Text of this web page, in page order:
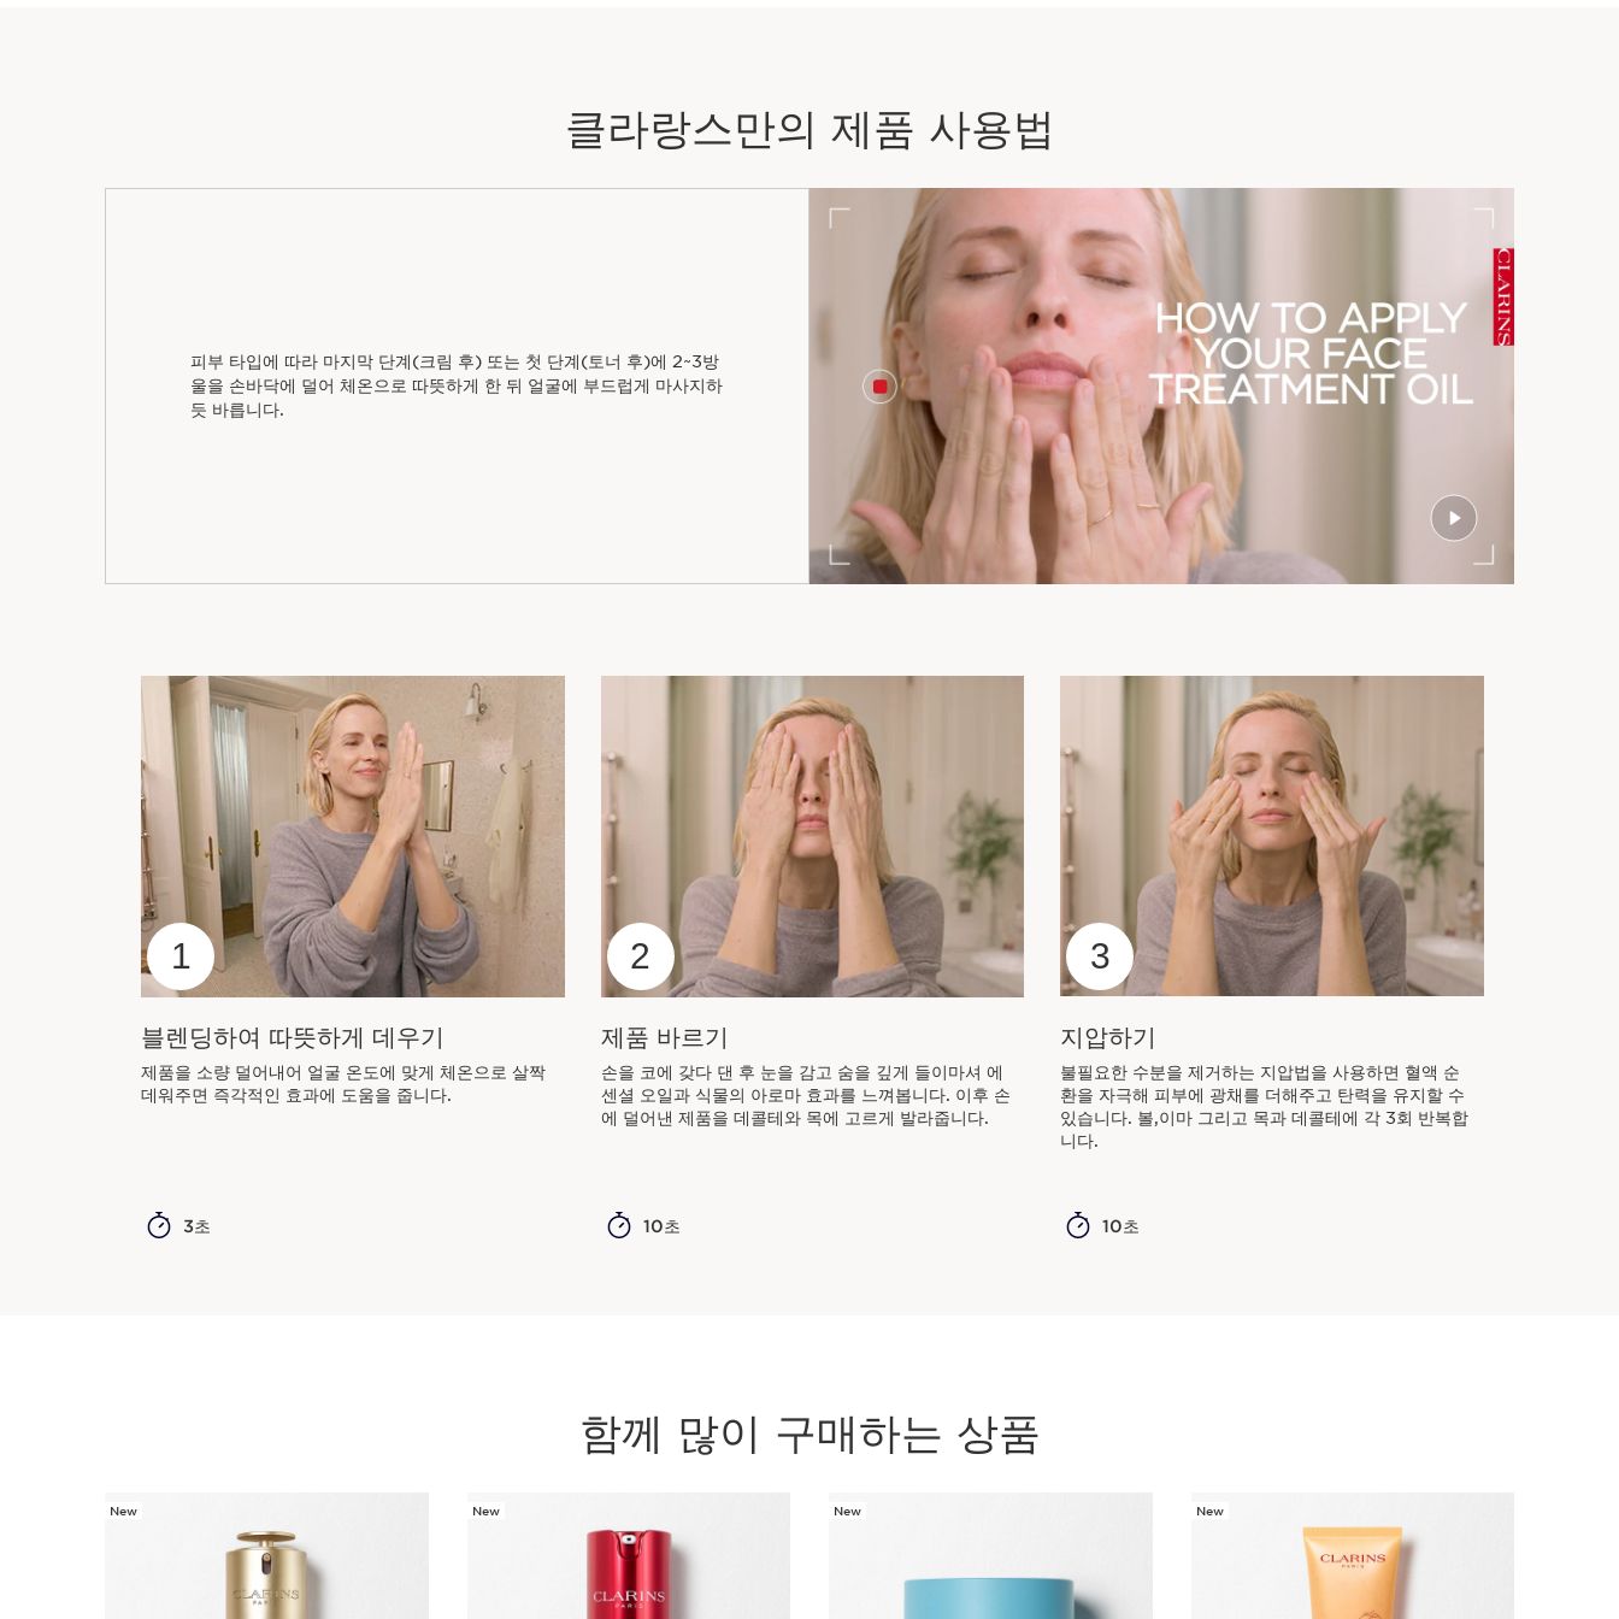
클라랑스만의 제품 사용법
피부 타입에 따라 마지막 단계(크림 후) 또는 첫 단계(토너 후)에 2~3방
울을 손바닥에 덜어 체온으로 따뜻하게 한 뒤 얼굴에 부드럽게 마사지하
듯 바릅니다.
1
블렌딩하여 따뜻하게 데우기
제품을 소량 덜어내어 얼굴 온도에 맞게 체온으로 살짝
데워주면 즉각적인 효과에 도움을 줍니다.
3초
2
제품 바르기
손을 코에 갖다 댄 후 눈을 감고 숨을 깊게 들이마셔 에
센셜 오일과 식물의 아로마 효과를 느껴봅니다. 이후 손
에 덜어낸 제품을 데콜테와 목에 고르게 발라줍니다.
10초
3
지압하기
불필요한 수분을 제거하는 지압법을 사용하면 혈액 순
환을 자극해 피부에 광채를 더해주고 탄력을 유지할 수
있습니다. 볼,이마 그리고 목과 데콜테에 각 3회 반복합
니다.
10초
함께 많이 구매하는 상품
New New New New